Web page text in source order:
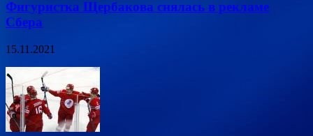
Фигуристка Щербакова снялась в рекламе
Сбера
15.11.2021